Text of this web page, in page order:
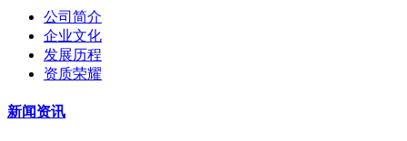
公司简介
企业文化
发展历程
资质荣耀
新闻资讯